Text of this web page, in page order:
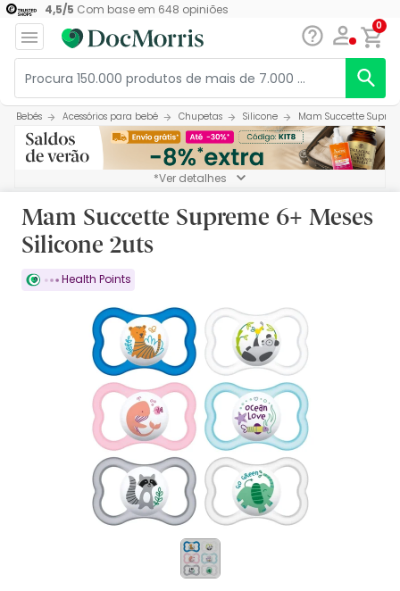
4,5/5 Com base em 648 opiniões
0
Bebés Acessórios para bebé Chupetas Silicone Mam Succette
*Ver detalhes
Mam Succette Supreme 6+ Meses
Silicone 2uts
Health Points